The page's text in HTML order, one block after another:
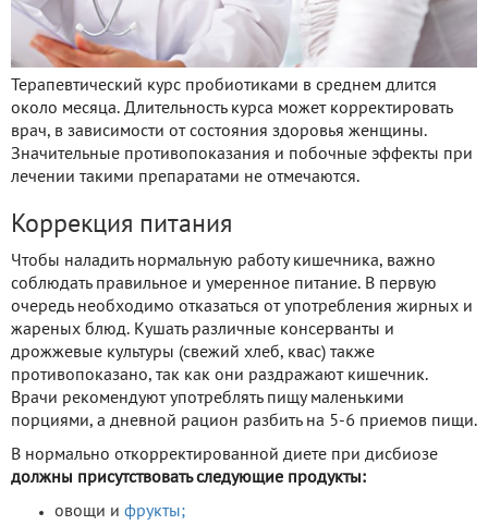
Терапевтический курс пробиотиками в среднем длится
около месяца. Длительность курса может корректировать
врач, в зависимости от состояния здоровья женщины.
Значительные противопоказания и побочные эффекты при
лечении такими препаратами не отмечаются.
Коррекция питания
Чтобы наладить нормальную работу кишечника, важно
соблюдать правильное и умеренное питание. В первую
очередь необходимо отказаться от употребления жирных и
жареных блюд. Кушать различные консерванты и
дрожжевые культуры (свежий хлеб, квас) также
противопоказано, так как они раздражают кишечник.
Врачи рекомендуют употреблять пищу маленькими
порциями, а дневной рацион разбить на 5-6 приемов пищи.
В нормально откорректированной диете при дисбиозе
должны присутствовать следующие продукты:
овощи и фрукты;